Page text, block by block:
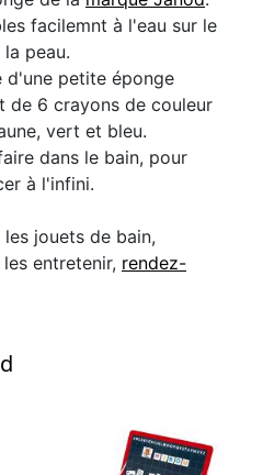
facilemnt à l'eau sur le
peau.
petite éponge
de 6 crayons de couleur
vert et bleu.
dans le bain, pour
à l'infini.
jouets de bain,
entretenir, rendez-